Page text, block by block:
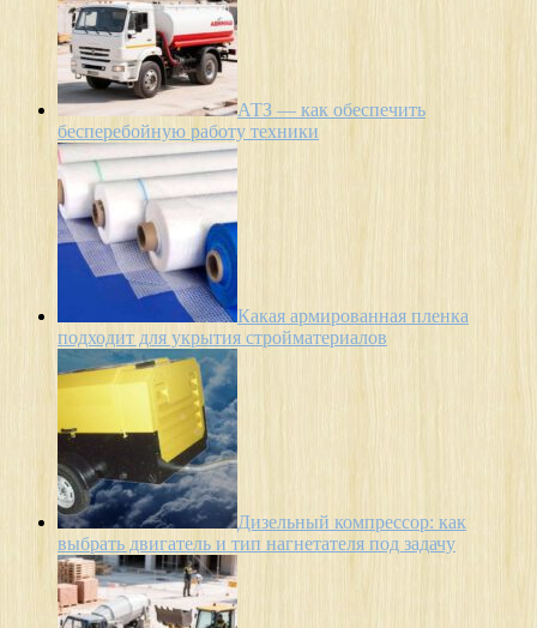
АТЗ — как обеспечить
бесперебойную работу техники
Какая армированная пленка
подходит для укрытия стройматериалов
Дизельный компрессор: как
выбрать двигатель и тип нагнетателя под задачу